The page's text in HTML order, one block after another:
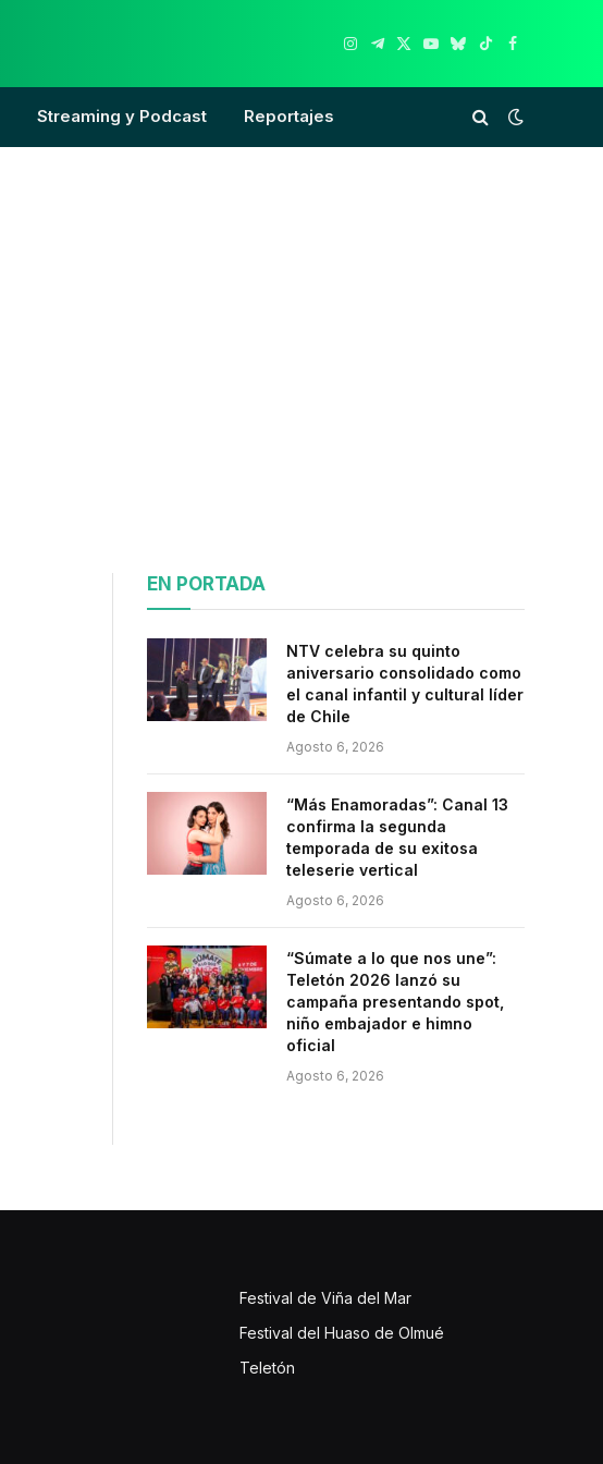
Instagram
Telegram
X
YouTube
Bluesky
TikTokFacebook
Streaming y Podcast Reportajes
EN PORTADA
NTV celebra su quinto
aniversario consolidado como
el canal infantil y cultural líder
de Chile
Agosto 6, 2026
“Más Enamoradas”: Canal 13
confirma la segunda
temporada de su exitosa
teleserie vertical
Agosto 6, 2026
“Súmate a lo que nos une”:
Teletón 2026 lanzó su
campaña presentando spot,
niño embajador e himno
oficial
Agosto 6, 2026
Festival de Viña del Mar
Festival del Huaso de Olmué
Teletón